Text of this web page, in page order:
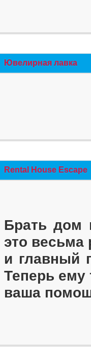
Ювелирная лавка
Rental House Escape
Брать дом
это весьма
и главный
Теперь ему
ваша